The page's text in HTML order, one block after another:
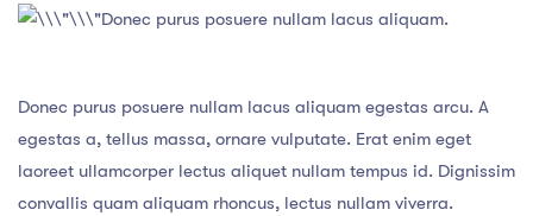
Donec purus posuere nullam lacus aliquam.
Donec purus posuere nullam lacus aliquam egestas arcu. A
egestas a, tellus massa, ornare vulputate. Erat enim eget
laoreet ullamcorper lectus aliquet nullam tempus id. Dignissim
convallis quam aliquam rhoncus, lectus nullam viverra.